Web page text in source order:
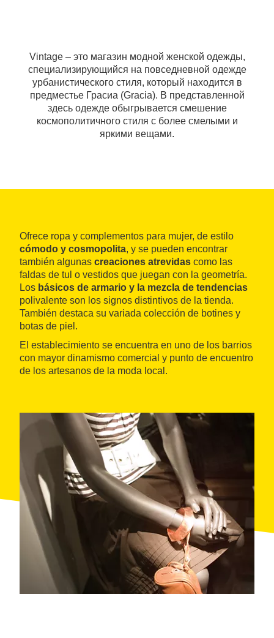
Vintage – это магазин модной женской одежды,
специализирующийся на повседневной одежде
урбанистического стиля, который находится в
предместье Грасиа (Gracia). В представленной
здесь одежде обыгрывается смешение
космополитичного стиля с более смелыми и
яркими вещами.
Ofrece ropa y complementos para mujer, de estilo
cómodo y cosmopolita, y se pueden encontrar
también algunas creaciones atrevidas como las
faldas de tul o vestidos que juegan con la geometría.
Los básicos de armario y la mezcla de tendencias
polivalente son los signos distintivos de la tienda.
También destaca su variada colección de botines y
botas de piel.
El establecimiento se encuentra en uno de los barrios
con mayor dinamismo comercial y punto de encuentro
de los artesanos de la moda local.